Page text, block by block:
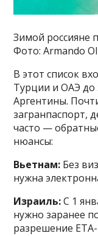
Зимой россияне
Фото: Armando
В этот список
Турции и ОАЭ до
Аргентины.
загранпаспорт,
часто —
нюансы:
Вьетнам: Без
нужна
Израиль:С 1
нужно заранее
разрешение